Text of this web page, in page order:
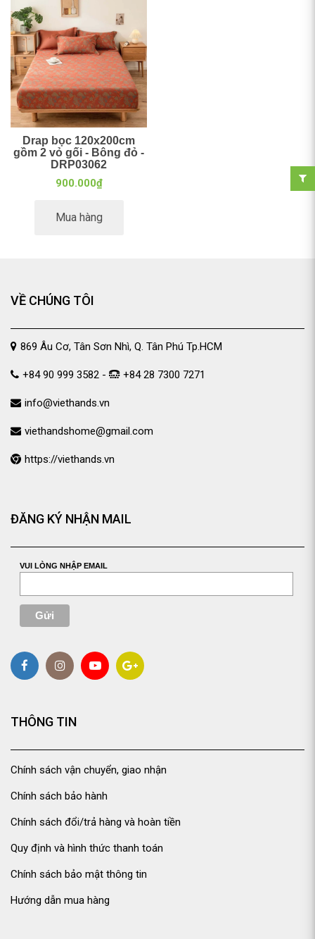
Drap bọc 120x200cm
gồm 2 vỏ gối - Bông đỏ -
DRP03062
900.000₫
Mua hàng
VỀ CHÚNG TÔI
869 Âu Cơ, Tân Sơn Nhì, Q. Tân Phú Tp.HCM
+84 90 999 3582 - +84 28 7300 7271
info@viethands.vn
viethandshome@gmail.com
https://viethands.vn
ĐĂNG KÝ NHẬN MAIL
VUI LÒNG NHẬP EMAIL
THÔNG TIN
Chính sách vận chuyển, giao nhận
Chính sách bảo hành
Chính sách đổi/trả hàng và hoàn tiền
Quy định và hình thức thanh toán
Chính sách bảo mật thông tin
Hướng dẫn mua hàng